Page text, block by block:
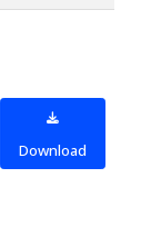
Download